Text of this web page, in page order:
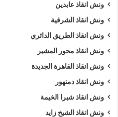
ونش انقاذ عابدين
ونش انقاذ الشرقية
ونش انقاذ الطريق الدائري
ونش انقاذ محور المشير
ونش انقاذ القاهرة الجديدة
ونش انقاذ دمنهور
ونش انقاذ شبرا الخيمة
ونش انقاذ الشيخ زايد